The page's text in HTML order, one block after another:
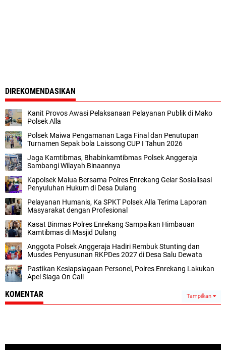
DIREKOMENDASIKAN
Kanit Provos Awasi Pelaksanaan Pelayanan Publik di Mako
Polsek Alla
Polsek Maiwa Pengamanan Laga Final dan Penutupan
Turnamen Sepak bola Laissong CUP I Tahun 2026
Jaga Kamtibmas, Bhabinkamtibmas Polsek Anggeraja
Sambangi Wilayah Binaannya
Kapolsek Malua Bersama Polres Enrekang Gelar Sosialisasi
Penyuluhan Hukum di Desa Dulang
Pelayanan Humanis, Ka SPKT Polsek Alla Terima Laporan
Masyarakat dengan Profesional
Kasat Binmas Polres Enrekang Sampaikan Himbauan
Kamtibmas di Masjid Dulang
Anggota Polsek Anggeraja Hadiri Rembuk Stunting dan
Musdes Penyusunan RKPDes 2027 di Desa Salu Dewata
Pastikan Kesiapsiagaan Personel, Polres Enrekang Lakukan
Apel Siaga On Call
KOMENTAR Tampilkan